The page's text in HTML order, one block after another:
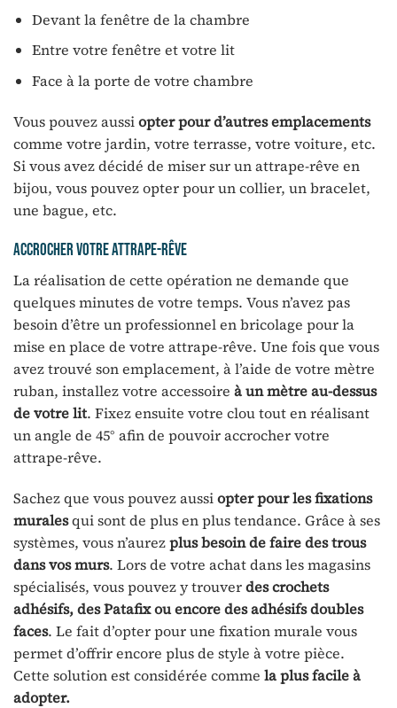
Devant la fenêtre de la chambre
Entre votre fenêtre et votre lit
Face à la porte de votre chambre
Vous pouvez aussiopter pour d’autres emplacements
comme votre jardin, votre terrasse, votre voiture, etc.
Si vous avez décidé de miser sur un attrape-rêve en
bijou, vous pouvez opter pour un collier, un bracelet,
une bague, etc.
Accrocher votre attrape-rêve
La réalisation de cette opération ne demande que
quelques minutes de votre temps. Vous n’avez pas
besoin d’être un professionnel en bricolage pour la
mise en place de votre attrape-rêve. Une fois que vous
avez trouvé son emplacement, à l’aide de votre mètre
ruban, installez votre accessoire à un mètre au-dessus
de votre lit. Fixez ensuite votre clou tout en réalisant
un angle de 45° afin de pouvoir accrocher votre
attrape-rêve.
Sachez que vous pouvez aussiopter pour les fixations
muralesqui sont de plus en plus tendance. Grâce à ses
systèmes, vous n’aurezplus besoin de faire des trous
dans vos murs. Lors de votre achat dans les magasins
spécialisés, vous pouvez y trouverdes crochets
adhésifs, des Patafix ou encore des adhésifs doubles
faces. Le fait d’opter pour une fixation murale vous
permet d’offrir encore plus de style à votre pièce.
Cette solution est considérée comme la plus facile à
adopter.